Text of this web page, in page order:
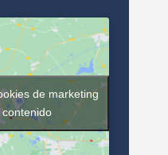
de marketing